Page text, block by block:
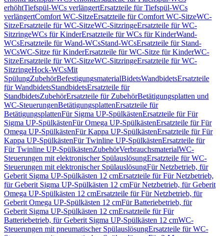
erhöhtTiefspül-WCs verlängertErsatzteile für Tiefspül-WCs
verlängertComfort WC-SitzeErsatzteile für Comfort WC-SitzeWC-
SitzeErsatzteile für WC-SitzeWC-SitzringeErsatzteile für WC-
SitzringeWCs für KinderErsatzteile für WCs für KinderWand-
WCsErsatzteile für Wand-WCsStand-WCsErsatzteile für Stand-
WCsWC-Sitze für KinderErsatzteile für WC-Sitze für KinderWC-
SitzeErsatzteile für WC-SitzeWC-SitzringeErsatzteile für WC-
SitzringeHock-WCsMit
SpülungZubehörBefestigungsmaterialBidetsWandbidetsErsatzteile
für WandbidetsStandbidetsErsatzteile für
StandbidetsZubehörErsatzteile für ZubehörBetätigungsplatten und
WC-SteuerungenBetätigungsplattenErsatzteile für
BetätigungsplattenFür Sigma UP-SpülkästenErsatzteile für Für
Sigma UP-SpülkästenFür Omega UP-SpülkästenErsatzteile für Für
Omega UP-SpülkästenFür Kappa UP-SpülkästenErsatzteile für Für
Kappa UP-SpülkästenFür Twinline UP-SpülkästenErsatzteile für
Für Twinline UP-SpülkästenZubehörVerbrauchsmaterialWC-
Steuerungen mit elektronischer SpülauslösungErsatzteile für WC-
Steuerungen mit elektronischer SpülauslösungFür Netzbetrieb, für
Geberit Sigma UP-Spülkästen 12 cmErsatzteile für Für Netzbetrieb,
für Geberit Sigma UP-Spülkästen 12 cmFür Netzbetrieb, für Geberit
Omega UP-Spülkästen 12 cmErsatzteile für Für Netzbetrieb, für
Geberit Omega UP-Spülkästen 12 cmFür Batteriebetrieb, für
Geberit Sigma UP-Spülkästen 12 cmErsatzteile für Für
Batteriebetrieb, für Geberit Sigma UP-Spülkästen 12 cmWC-
Steuerungen mit pneumatischer SpülauslösungErsatzteile für WC-